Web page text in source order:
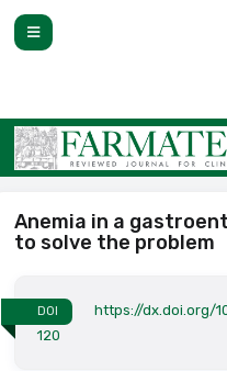
Anemia in a
to solve the problem
DOI
https://dx.doi.org/
120